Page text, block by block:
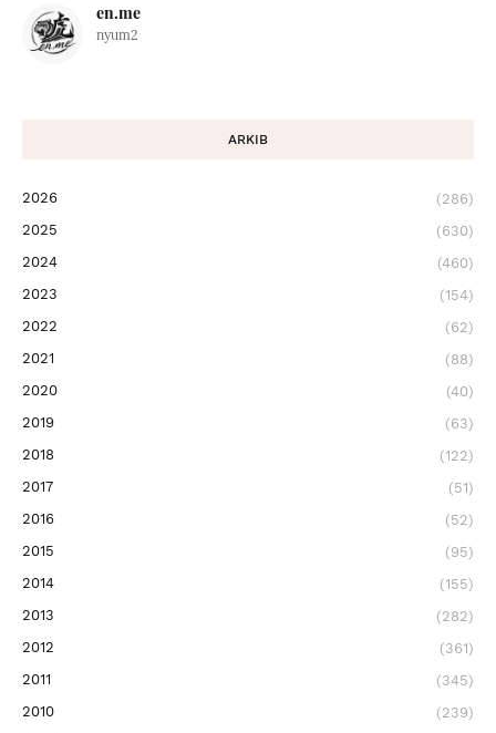
en.me
nyum2
ARKIB
2026
(286)
2025
(630)
2024
(460)
2023
(154)
2022
(62)
2021
(88)
2020
(40)
2019
(63)
2018
(122)
2017
(51)
2016
(52)
2015
(95)
2014
(155)
2013
(282)
2012
(361)
2011
(345)
2010
(239)